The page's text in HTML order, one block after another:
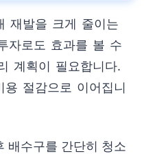
재발을 크게 줄이는
자로도 효과를 볼 수
계획이 필요합니다.
절감으로 이어집니
배수구를 간단히 청소